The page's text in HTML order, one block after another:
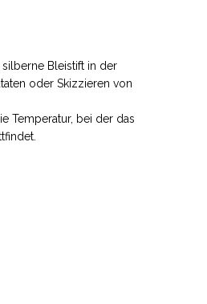
Bleistift in der
oder Skizzieren von
Temperatur, bei der das